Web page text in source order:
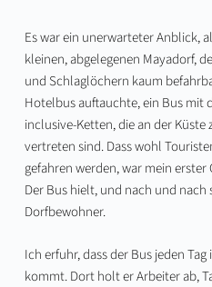
Es war ein unerwarteter Anblick,
kleinen, abgelegenen Mayadorf,
und Schlaglöchern kaum
Hotelbus auftauchte, ein Bus mit
inclusive-Ketten, die an der
vertreten sind. Dass wohl
gefahren werden, war mein erster
Der Bus hielt, und nach und
Dorfbewohner.
Ich erfuhr, dass der Bus jeden
kommt. Dort holt er Arbeiter ab,